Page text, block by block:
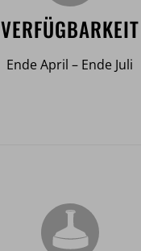
VERFÜGBARKEIT
Ende April – Ende Juli